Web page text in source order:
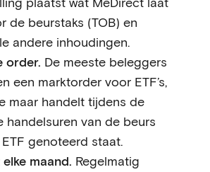
de beurstaks (TOB) en
andere inhoudingen.
order. De meeste beleggers
een marktorder voor ETF’s,
maar handelt tijdens de
handelsuren van de beurs
genoteerd staat.
maand. Regelmatig